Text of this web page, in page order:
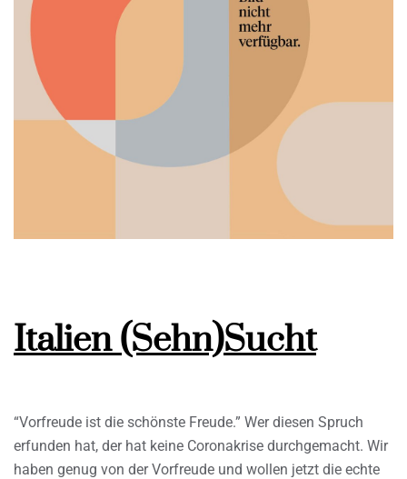
Italien (Sehn)Sucht
“Vorfreude ist die schönste Freude.” Wer diesen Spruch
erfunden hat, der hat keine Coronakrise durchgemacht. Wir
haben genug von der Vorfreude und wollen jetzt die echte